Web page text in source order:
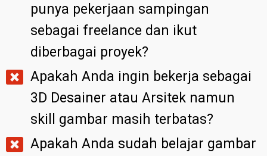
punya pekerjaan sampingan
sebagai freelance dan ikut
diberbagai proyek?
Apakah Anda ingin bekerja sebagai
3D Desainer atau Arsitek namun
skill gambar masih terbatas?
Apakah Anda sudah belajar gambar